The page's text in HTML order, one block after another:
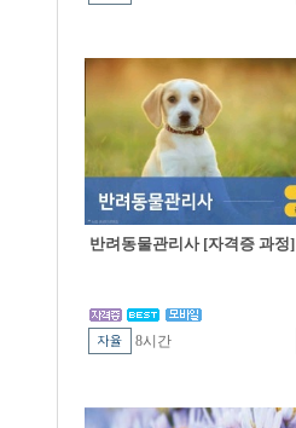
반려동물관리사 [자격증 과정]
8시간